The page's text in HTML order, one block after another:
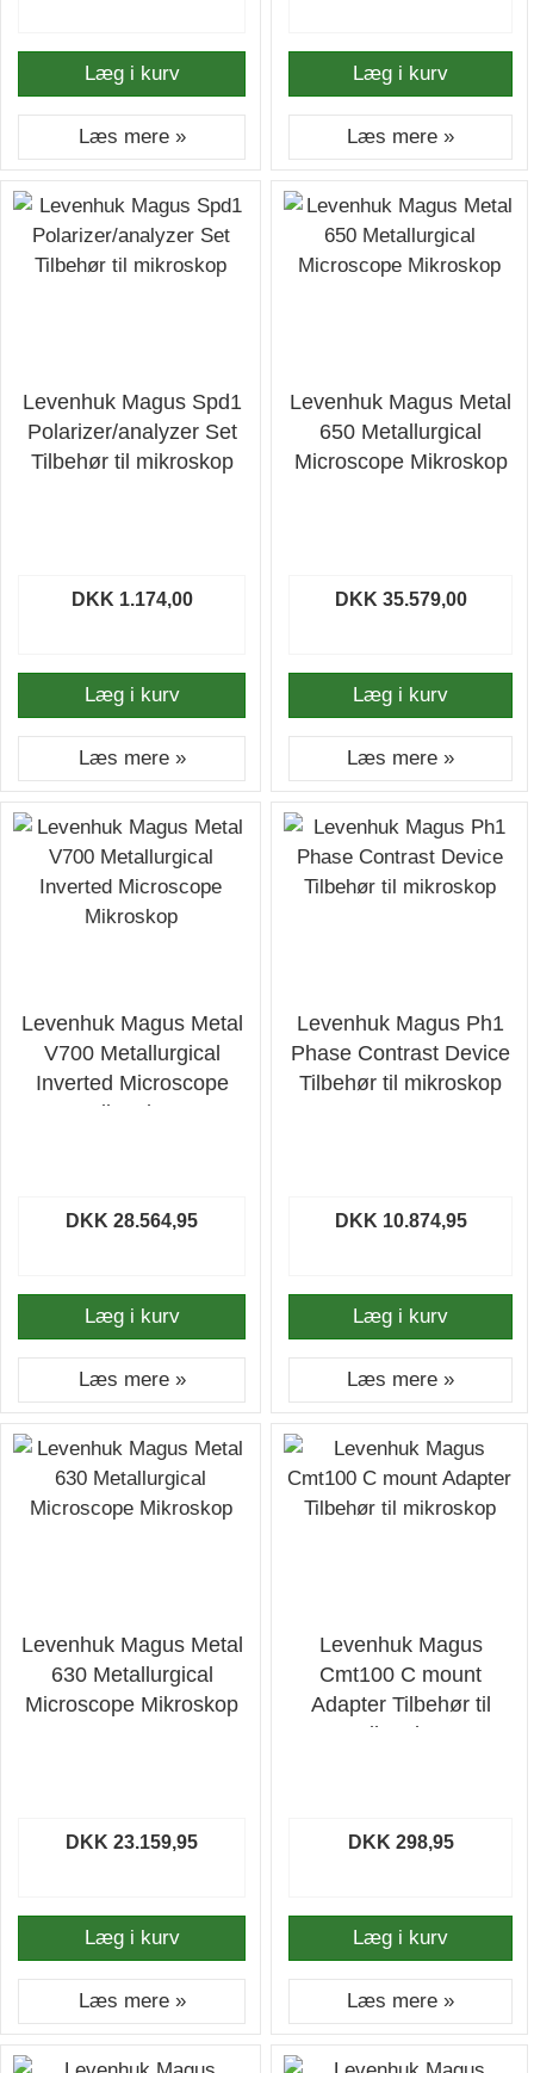
Læg i kurv
Læs mere »
Læg i kurv
Læs mere »
Levenhuk Magus Spd1
Polarizer/analyzer Set
Tilbehør til mikroskop
DKK 1.174,00
Læg i kurv
Læs mere »
Levenhuk Magus Metal
650 Metallurgical
Microscope Mikroskop
DKK 35.579,00
Læg i kurv
Læs mere »
Levenhuk Magus Metal
V700 Metallurgical
Inverted Microscope
Mikroskop
DKK 28.564,95
Læg i kurv
Læs mere »
Levenhuk Magus Ph1
Phase Contrast Device
Tilbehør til mikroskop
DKK 10.874,95
Læg i kurv
Læs mere »
Levenhuk Magus Metal
630 Metallurgical
Microscope Mikroskop
DKK 23.159,95
Læg i kurv
Læs mere »
Levenhuk Magus
Cmt100 C mount
Adapter Tilbehør til
mikroskop
DKK 298,95
Læg i kurv
Læs mere »